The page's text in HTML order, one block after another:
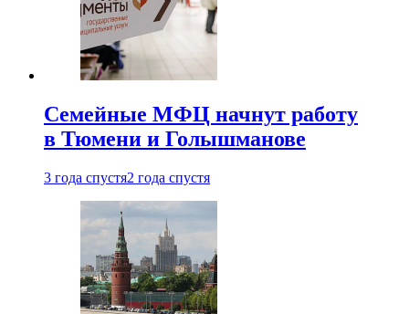
Семейные МФЦ начнут работу
в Тюмени и Голышманове
3 года спустя2 года спустя